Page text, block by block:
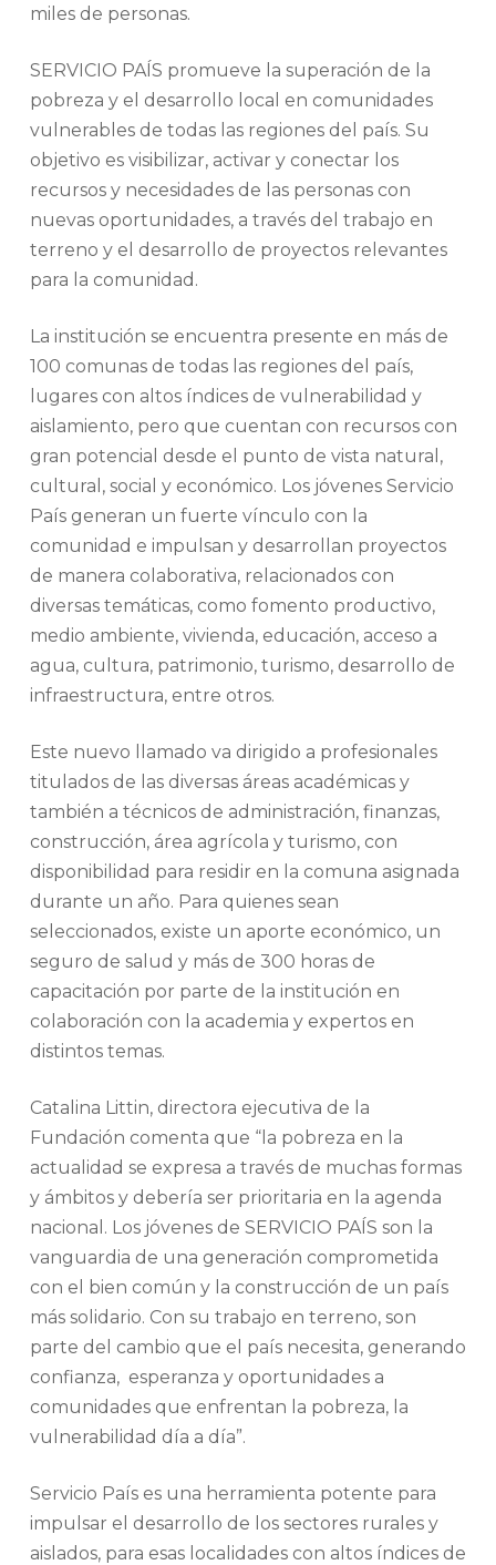
miles de personas.
SERVICIO PAÍS promueve la superación de la
pobreza y el desarrollo local en comunidades
vulnerables de todas las regiones del país. Su
objetivo es visibilizar, activar y conectar los
recursos y necesidades de las personas con
nuevas oportunidades, a través del trabajo en
terreno y el desarrollo de proyectos relevantes
para la comunidad.
La institución se encuentra presente en más de
100 comunas de todas las regiones del país,
lugares con altos índices de vulnerabilidad y
aislamiento, pero que cuentan con recursos con
gran potencial desde el punto de vista natural,
cultural, social y económico. Los jóvenes Servicio
País generan un fuerte vínculo con la
comunidad e impulsan y desarrollan proyectos
de manera colaborativa, relacionados con
diversas temáticas, como fomento productivo,
medio ambiente, vivienda, educación, acceso a
agua, cultura, patrimonio, turismo, desarrollo de
infraestructura, entre otros.
Este nuevo llamado va dirigido a profesionales
titulados de las diversas áreas académicas y
también a técnicos de administración, finanzas,
construcción, área agrícola y turismo, con
disponibilidad para residir en la comuna asignada
durante un año. Para quienes sean
seleccionados, existe un aporte económico, un
seguro de salud y más de 300 horas de
capacitación por parte de la institución en
colaboración con la academia y expertos en
distintos temas.
Catalina Littin, directora ejecutiva de la
Fundación comenta que “la pobreza en la
actualidad se expresa a través de muchas formas
y ámbitos y debería ser prioritaria en la agenda
nacional. Los jóvenes de SERVICIO PAÍS son la
vanguardia de una generación comprometida
con el bien común y la construcción de un país
más solidario. Con su trabajo en terreno, son
parte del cambio que el país necesita, generando
confianza, esperanza y oportunidades a
comunidades que enfrentan la pobreza, la
vulnerabilidad día a día”.
Servicio País es una herramienta potente para
impulsar el desarrollo de los sectores rurales y
aislados, para esas localidades con altos índices de